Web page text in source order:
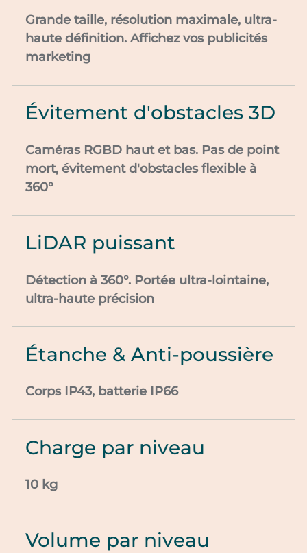
Grande taille, résolution maximale, ultra-
haute définition. Affichez vos publicités
marketing
Évitement d'obstacles 3D
Caméras RGBD haut et bas. Pas de point
mort, évitement d'obstacles flexible à
360°
LiDAR puissant
Détection à 360°. Portée ultra-lointaine,
ultra-haute précision
Étanche & Anti-poussière
Corps IP43, batterie IP66
Charge par niveau
10 kg
Volume par niveau